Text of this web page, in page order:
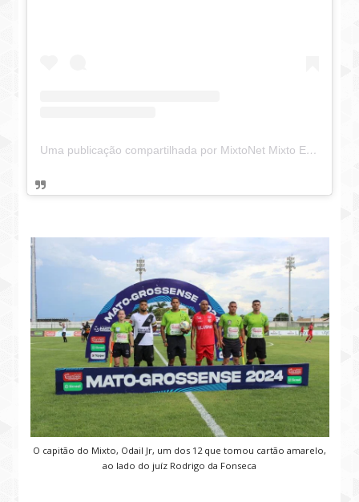
Uma publicação compartilhada por MixtoNet Mixto Esporte Clube (@mixtonet)
O capitão do Mixto, Odail Jr, um dos 12 que tomou cartão amarelo,
ao lado do juíz Rodrigo da Fonseca